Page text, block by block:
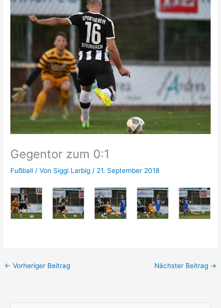
Gegentor zum 0:1
Fußball / Von Siggi Larbig / 21. September 2018
← Vorheriger Beitrag Nächster Beitrag →